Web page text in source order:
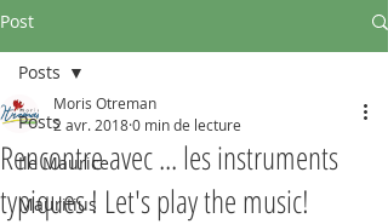
Post
Posts
Ile Maurice
Mauritius
Posts
Rencontre avec ... les instruments
typiques ! Let's play the music!
Moris Otreman
2 avr. 20180 min de lecture